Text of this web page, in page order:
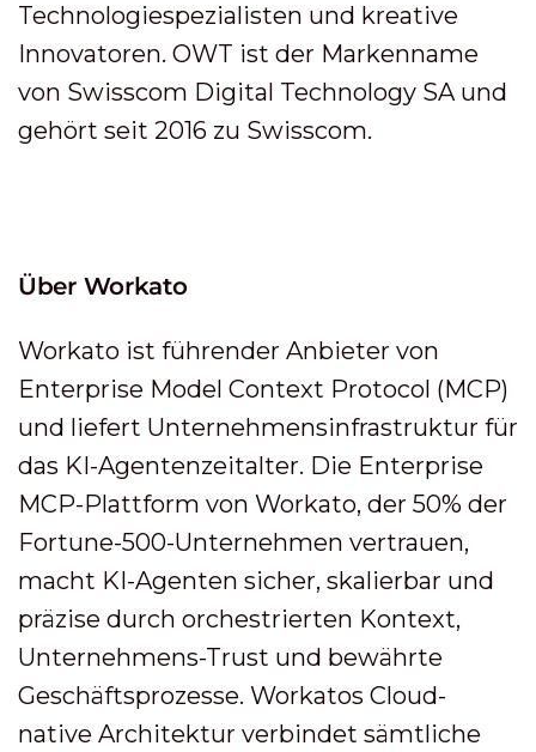
Technologiespezialisten und kreative
Innovatoren. OWT ist der Markenname
von Swisscom Digital Technology SA und
gehört seit 2016 zu Swisscom.
Über Workato
Workato ist führender Anbieter von
Enterprise Model Context Protocol (MCP)
und liefert Unternehmensinfrastruktur für
das KI-Agentenzeitalter. Die Enterprise
MCP-Plattform von Workato, der 50% der
Fortune-500-Unternehmen vertrauen,
macht KI-Agenten sicher, skalierbar und
präzise durch orchestrierten Kontext,
Unternehmens-Trust und bewährte
Geschäftsprozesse. Workatos Cloud-
native Architektur verbindet sämtliche